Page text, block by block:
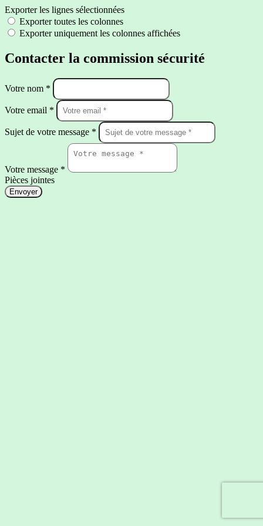
Exporter les lignes sélectionnées
Exporter toutes les colonnes
Exporter uniquement les colonnes affichées
Contacter la commission sécurité
Votre nom *
Votre email *
Sujet de votre message *
Votre message *
Pièces jointes
Envoyer